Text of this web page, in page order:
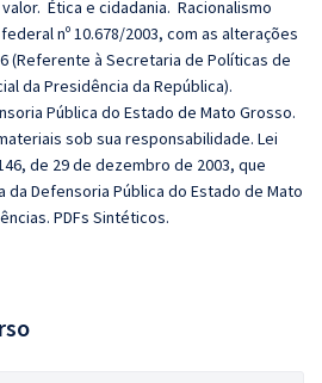
Ética e cidadania. Racionalismo
nº 10.678/2003, com as alterações
(Referente à Secretaria de Políticas de
da Presidência da República).
Pública do Estado de Mato Grosso.
sob sua responsabilidade. Lei
de 29 de dezembro de 2003, que
da Defensoria Pública do Estado de Mato
PDFs Sintéticos.